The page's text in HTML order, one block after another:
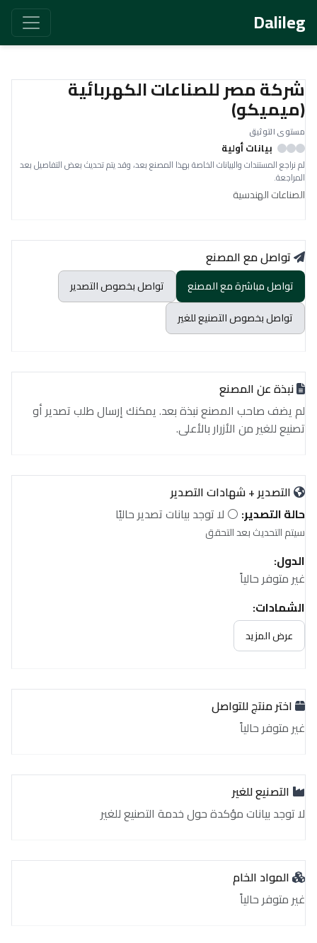
Dalileg
شركة مصر للصناعات الكهربائية
(ميميكو)
مستوى التوثيق
بيانات أولية
لم نراجع المستندات والبيانات الخاصة بهذا المصنع بعد، وقد يتم تحديث بعض التفاصيل بعد
المراجعة.
الصناعات الهندسية
تواصل مع المصنع
تواصل مباشرة مع المصنع
تواصل بخصوص التصدير
تواصل بخصوص التصنيع للغير
نبذة عن المصنع
لم يضف صاحب المصنع نبذة بعد. يمكنك إرسال طلب تصدير أو
تصنيع للغير من الأزرار بالأعلى.
التصدير + شهادات التصدير
حالة التصدير: ⚪ لا توجد بيانات تصدير حاليًا
سيتم التحديث بعد التحقق
الدول:
غير متوفر حالياً
الشهادات:
غير متوفر حالياً
عرض المزيد
اختر منتج للتواصل
غير متوفر حالياً
التصنيع للغير
لا توجد بيانات مؤكدة حول خدمة التصنيع للغير
المواد الخام
غير متوفر حالياً